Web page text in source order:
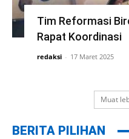
Tim Reformasi
Rapat Koordinasi
redaksi - 17 Maret 2025
Muat
BERITA PILIHAN